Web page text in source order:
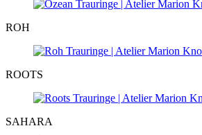
ROH
ROOTS
SAHARA